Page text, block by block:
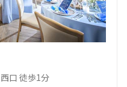
口 徒歩1分